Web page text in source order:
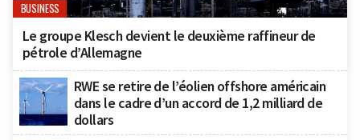
BUSINESS
Le groupe Klesch devient le deuxième raffineur de
pétrole d’Allemagne
RWE se retire de l’éolien offshore américain
dans le cadre d’un accord de 1,2 milliard de
dollars